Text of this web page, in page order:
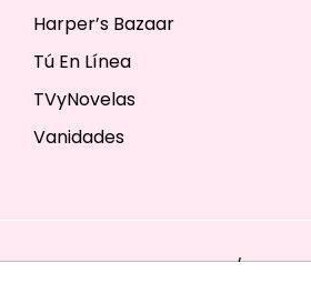
Harper’s Bazaar
Tú En Línea
TVyNovelas
Vanidades
- LIFESTYLES - BEAUTY / FASHION